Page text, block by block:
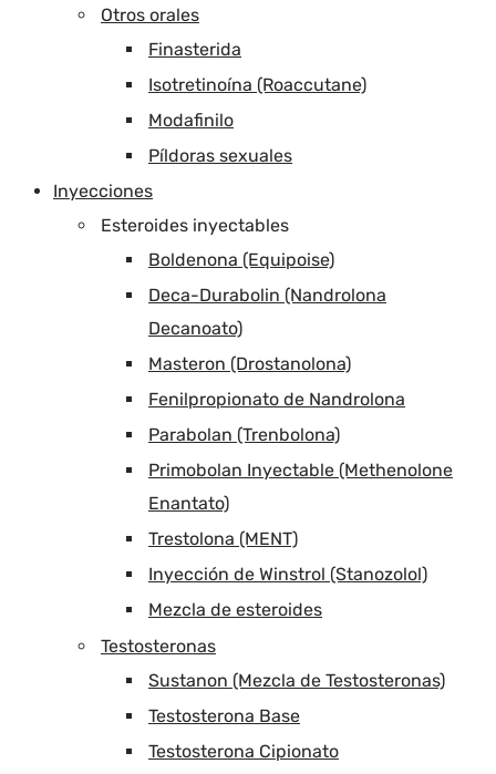
Otros orales
Finasterida
Isotretinoína (Roaccutane)
Modafinilo
Píldoras sexuales
Inyecciones
Esteroides inyectables
Boldenona (Equipoise)
Deca-Durabolin (Nandrolona
Decanoato)
Masteron (Drostanolona)
Fenilpropionato de Nandrolona
Parabolan (Trenbolona)
Primobolan Inyectable (Methenolone
Enantato)
Trestolona (MENT)
Inyección de Winstrol (Stanozolol)
Mezcla de esteroides
Testosteronas
Sustanon (Mezcla de Testosteronas)
Testosterona Base
Testosterona Cipionato